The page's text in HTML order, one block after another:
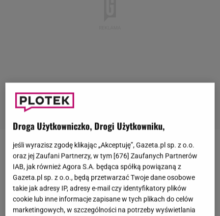
Jan Lubomirski-Lanckorońskipo występie w
programie "Portret" Michała Dziedzica ponownie
znalazł się w centrum medialnego zainteresowania.
W rozmowie poruszył wiele tematów związanych
zarówno z życiem prywatnym, jak i finansami.
Droga Użytkowniczko, Drogi Użytkowniku,
jeśli wyrazisz zgodę klikając „Akceptuję”, Gazeta.pl sp. z o.o.
oraz jej Zaufani Partnerzy, w tym [676] Zaufanych Partnerów
IAB, jak również Agora S.A. będąca spółką powiązaną z
Gazeta.pl sp. z o.o., będą przetwarzać Twoje dane osobowe
takie jak adresy IP, adresy e-mail czy identyfikatory plików
cookie lub inne informacje zapisane w tych plikach do celów
marketingowych, w szczególności na potrzeby wyświetlania